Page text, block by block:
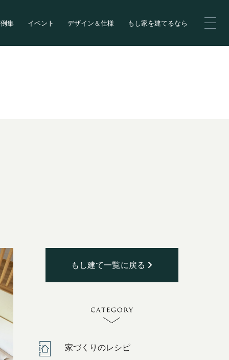
集 イベント デザイン＆仕様 もし家を建てるなら
もし建て一覧に戻る
家づくりのレシピ